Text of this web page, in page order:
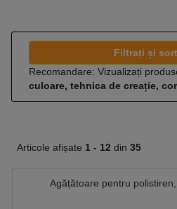
Filtrați și
Recomandare: Vizualizați
culoare, tehnica de creație,
Articole afișate 1 - 12 din 35
Agățătoare pentru